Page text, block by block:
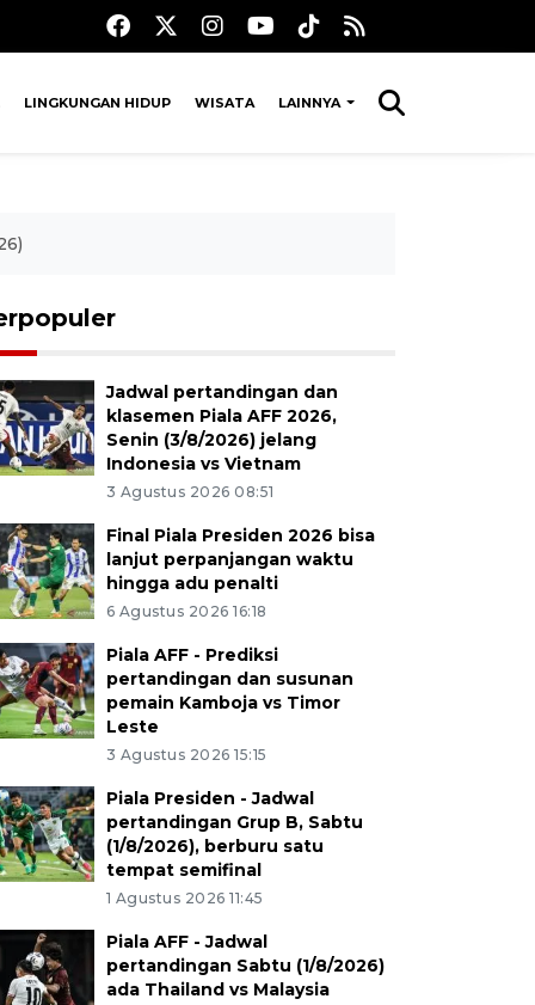
LINGKUNGAN HIDUP WISATA LAINNYA
Jadwal pertandingan dan
klasemen Piala AFF 2026,
Senin (3/8/2026) jelang
Indonesia vs Vietnam
3 Agustus 2026 08:51
Final Piala Presiden 2026 bisa
lanjut perpanjangan waktu
hingga adu penalti
6 Agustus 2026 16:18
Piala AFF - Prediksi
pertandingan dan susunan
pemain Kamboja vs Timor
Leste
3 Agustus 2026 15:15
Piala Presiden - Jadwal
pertandingan Grup B, Sabtu
(1/8/2026), berburu satu
tempat semifinal
1 Agustus 2026 11:45
Piala AFF - Jadwal
pertandingan Sabtu (1/8/2026)
ada Thailand vs Malaysia